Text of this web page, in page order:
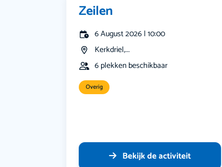
Zeilen
6 August 2026 | 10:00
Kerkdriel,...
6 plekken beschikbaar
Overig
Bekijk de activiteit